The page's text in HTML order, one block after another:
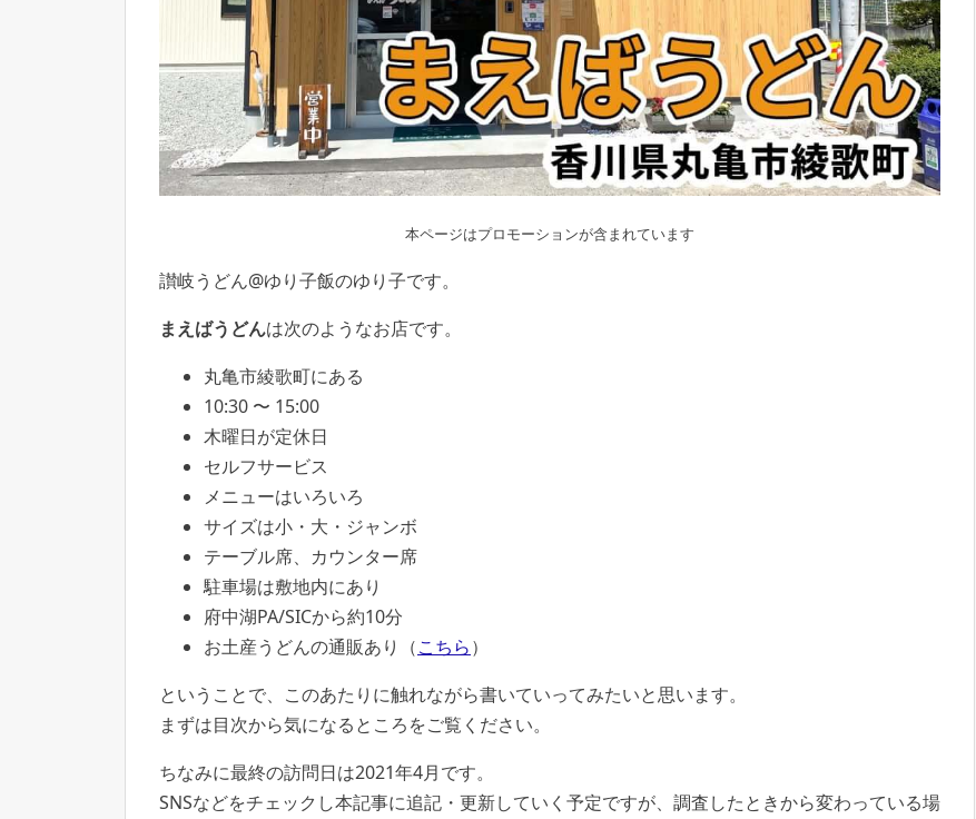
本ページはプロモーションが含まれています
讃岐うどん@ゆり子飯のゆり子です。
まえばうどんは次のようなお店です。
丸亀市綾歌町にある
10:30 〜 15:00
木曜日が定休日
セルフサービス
メニューはいろいろ
サイズは小・大・ジャンボ
テーブル席、カウンター席
駐車場は敷地内にあり
府中湖PA/SICから約10分
お土産うどんの通販あり（こちら）
ということで、このあたりに触れながら書いていってみたいと思います。
まずは目次から気になるところをご覧ください。
ちなみに最終の訪問日は2021年4月です。
SNSなどをチェックし本記事に追記・更新していく予定ですが、調査したときから変わっている場